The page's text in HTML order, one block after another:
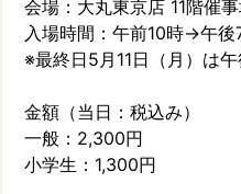
会場：大丸東京店 11階催
入場時間：午前10時→午後
※最終日5月11日（月）は
金額（当日：税込み）
一般：2,300円
小学生：1,300円